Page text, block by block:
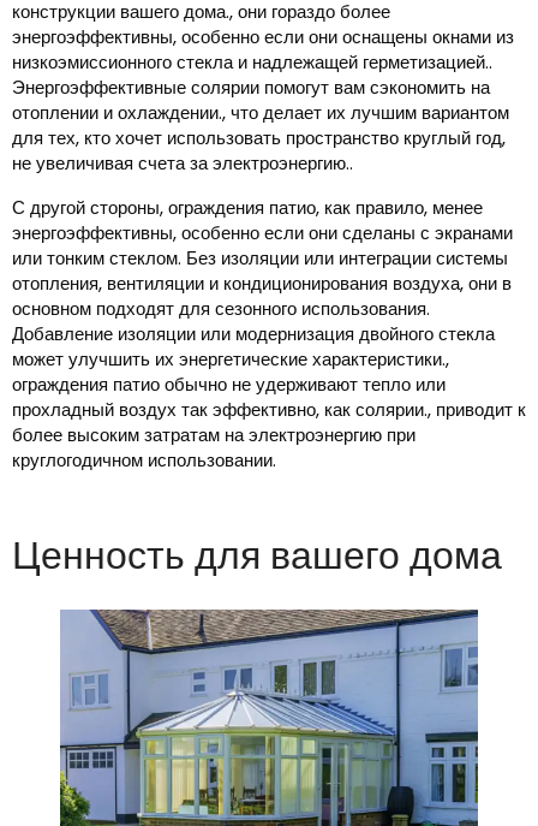
конструкции вашего дома., они гораздо более
энергоэффективны, особенно если они оснащены окнами из
низкоэмиссионного стекла и надлежащей герметизацией..
Энергоэффективные солярии помогут вам сэкономить на
отоплении и охлаждении., что делает их лучшим вариантом
для тех, кто хочет использовать пространство круглый год,
не увеличивая счета за электроэнергию..
С другой стороны, ограждения патио, как правило, менее
энергоэффективны, особенно если они сделаны с экранами
или тонким стеклом. Без изоляции или интеграции системы
отопления, вентиляции и кондиционирования воздуха, они в
основном подходят для сезонного использования.
Добавление изоляции или модернизация двойного стекла
может улучшить их энергетические характеристики.,
ограждения патио обычно не удерживают тепло или
прохладный воздух так эффективно, как солярии., приводит к
более высоким затратам на электроэнергию при
круглогодичном использовании.
Ценность для вашего дома